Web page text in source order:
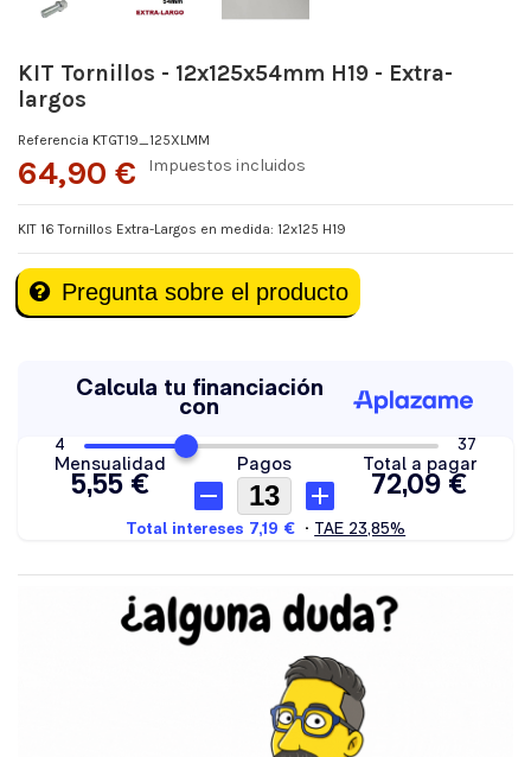
KIT Tornillos - 12x125x54mm H19 - Extra-
largos
Referencia KTGT19_125XLMM
64,90 € Impuestos incluidos
KIT 16 Tornillos Extra-Largos en medida: 12x125 H19
Pregunta sobre el producto